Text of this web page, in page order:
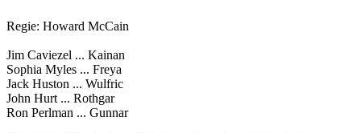
Regie: Howard McCain
Jim Caviezel ... Kainan
Sophia Myles ... Freya
Jack Huston ... Wulfric
John Hurt ... Rothgar
Ron Perlman ... Gunnar